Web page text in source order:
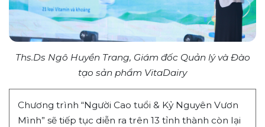
Ths.Ds Ngô Huyền Trang, Giám đốc Quản lý và Đào
tạo sản phẩm VitaDairy
Chương trình “Người Cao tuổi & Kỷ Nguyên Vươn
Mình” sẽ tiếp tục diễn ra trên 13 tỉnh thành còn lại